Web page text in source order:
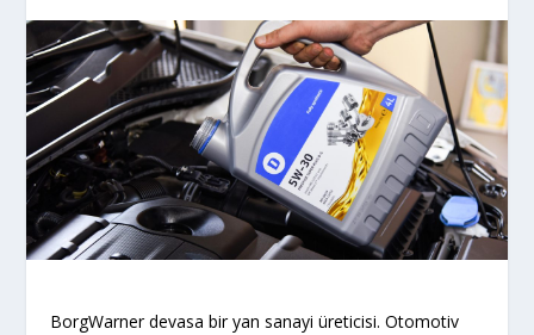
BorgWarner devasa bir yan sanayi üreticisi. Otomotiv